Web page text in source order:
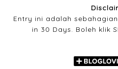
Entry ini adalah
in 30 Days. Boleh klik